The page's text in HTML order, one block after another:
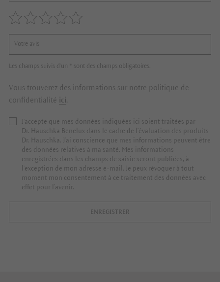
Les champs suivis d'un * sont des champs obligatoires.
Vous trouverez des informations sur notre politique de
confidentialité ici.
J’accepte que mes données indiquées ici soient traitées par
Dr. Hauschka Benelux dans le cadre de l’évaluation des produits
Dr. Hauschka. J’ai conscience que mes informations peuvent être
des données relatives à ma santé. Mes informations
enregistrées dans les champs de saisie seront publiées, à
l’exception de mon adresse e-mail. Je peux révoquer à tout
moment mon consentement à ce traitement des données avec
effet pour l’avenir.
ENREGISTRER